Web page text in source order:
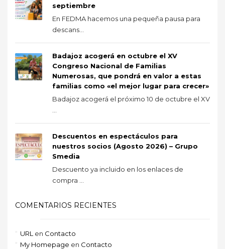
septiembre
En FEDMA hacemos una pequeña pausa para
descans...
Badajoz acogerá en octubre el XV
Congreso Nacional de Familias
Numerosas, que pondrá en valor a estas
familias como «el mejor lugar para crecer»
Badajoz acogerá el próximo 10 de octubre el XV
Descuentos en espectáculos para
nuestros socios (Agosto 2026) – Grupo
Smedia
Descuento ya incluido en los enlaces de
compra ...
COMENTARIOS RECIENTES
URL en Contacto
My Homepage en Contacto